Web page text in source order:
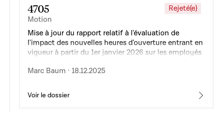
4705
Motion
Rejeté(e)
Mise à jour du rapport relatif à l'évaluation de
l'impact des nouvelles heures d'ouverture entrant en
vigueur à partir du 1er janvier 2026 sur les employés
Marc Baum · 18.12.2025
Voir le dossier